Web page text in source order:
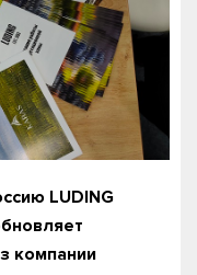
LUDING
компании